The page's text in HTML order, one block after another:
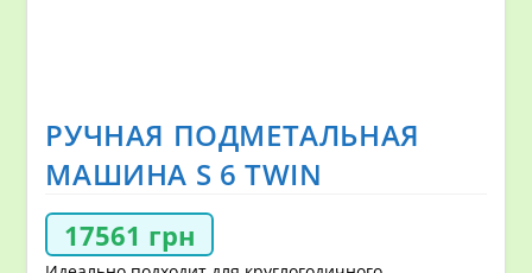
РУЧНАЯ ПОДМЕТАЛЬНАЯ
МАШИНА S 6 TWIN
17561 грн